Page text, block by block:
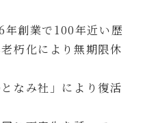
創業で100年近い歴
朽化により無期限休
なみ社」により復活